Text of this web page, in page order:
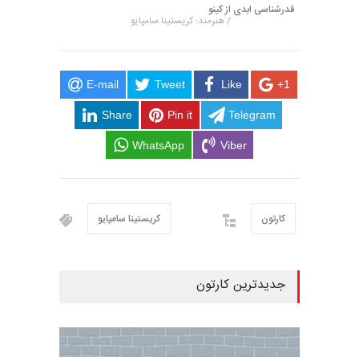
قدرشناسی ابدی از کینو
/ هنرمند: کریستینا سامپایو
E-mail Tweet Like +1
Share Pin it Telegram
WhatsApp Viber
کریستینا سامپایو کارتون
جدیدترین کارتون